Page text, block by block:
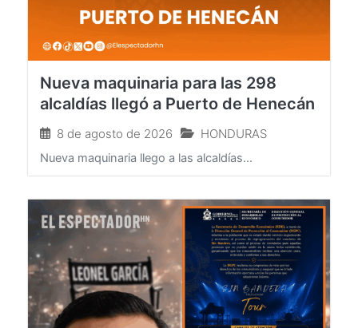
Nueva maquinaria para las 298
alcaldías llegó a Puerto de Henecán
8 de agosto de 2026 HONDURAS
Nueva maquinaria llego a las alcaldías...